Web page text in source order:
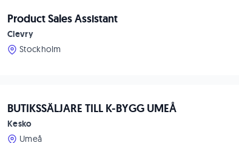
Product Sales Assistant
Clevry
Stockholm
BUTIKSSÄLJARE TILL K-BYGG UMEÅ
Kesko
Umeå